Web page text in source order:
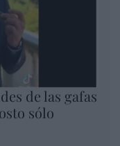
de las gafas
sólo